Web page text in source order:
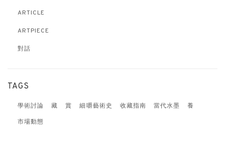
ARTICLE
ARTPIECE
對話
TAGS
學術討論 藏 賞 細嚼藝術史 收藏指南 當代水墨 養
市場動態